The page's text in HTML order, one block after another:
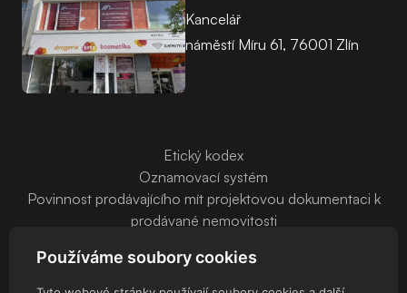
Používáme soubory cookies
Kancelář
náměstí Míru 61, 76001 Zlín
Etický kodex
Oznamovací systém
Povinnost prodávajícího mít projektovou dokumentaci k
prodávané nemovitosti